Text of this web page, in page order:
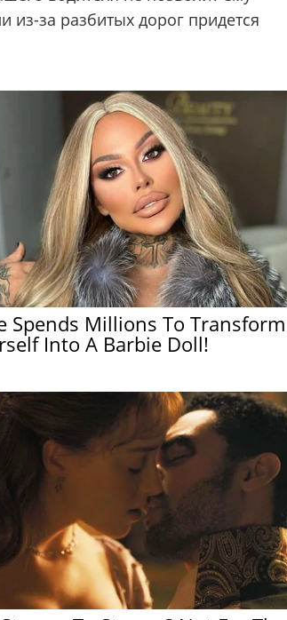
из-за разбитых дорог придется
Spends Millions To Transform
Into A Barbie Doll!